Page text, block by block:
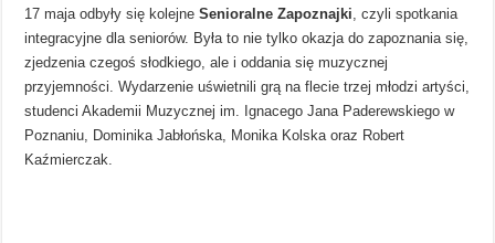
17 maja odbyły się kolejneSenioralne Zapoznajki, czyli spotkania
integracyjne dla seniorów. Była to nie tylko okazja do zapoznania się,
zjedzenia czegoś słodkiego, ale i oddania się muzycznej
przyjemności. Wydarzenie uświetnili grą na flecie trzej młodzi artyści,
studenci Akademii Muzycznej im. Ignacego Jana Paderewskiego w
Poznaniu, Dominika Jabłońska, Monika Kolska oraz Robert
Kaźmierczak.